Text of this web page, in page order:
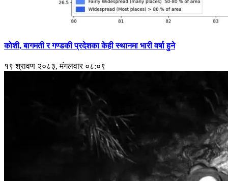
कोशी, बागमती र गण्डकी प्रदेशका केही स्थानमा भारी वर्षा हुने
१९ श्रावण २०८३, मंगलवार ०८:०९